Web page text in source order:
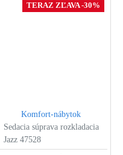
TERAZ ZĽAVA -30%
Komfort-nábytok
Sedacia súprava rozkladacia
Jazz 47528